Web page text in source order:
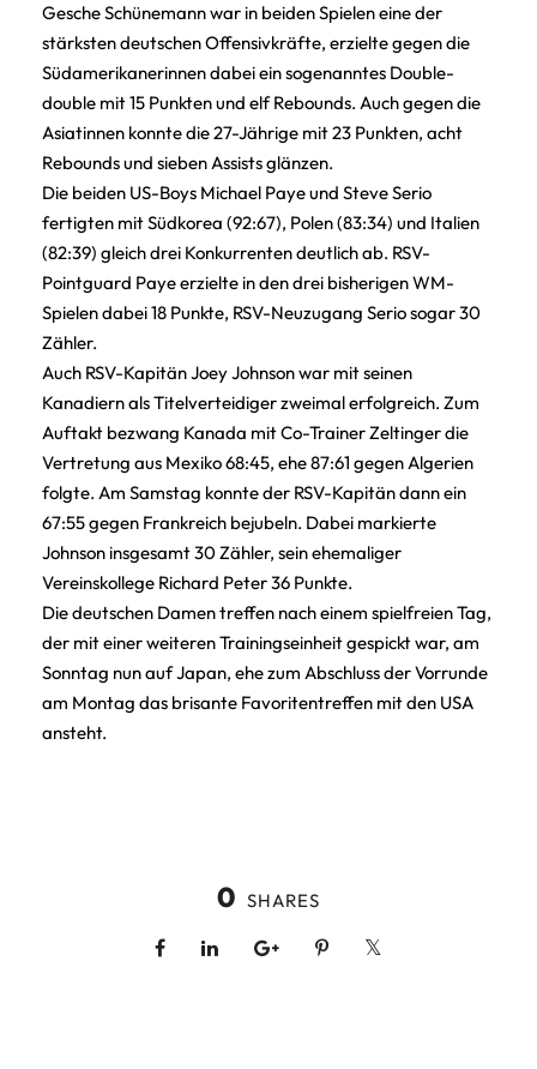
Gesche Schünemann war in beiden Spielen eine der
stärksten deutschen Offensivkräfte, erzielte gegen die
Südamerikanerinnen dabei ein sogenanntes Double-
double mit 15 Punkten und elf Rebounds. Auch gegen die
Asiatinnen konnte die 27-Jährige mit 23 Punkten, acht
Rebounds und sieben Assists glänzen.
Die beiden US-Boys Michael Paye und Steve Serio
fertigten mit Südkorea (92:67), Polen (83:34) und Italien
(82:39) gleich drei Konkurrenten deutlich ab. RSV-
Pointguard Paye erzielte in den drei bisherigen WM-
Spielen dabei 18 Punkte, RSV-Neuzugang Serio sogar 30
Zähler.
Auch RSV-Kapitän Joey Johnson war mit seinen
Kanadiern als Titelverteidiger zweimal erfolgreich. Zum
Auftakt bezwang Kanada mit Co-Trainer Zeltinger die
Vertretung aus Mexiko 68:45, ehe 87:61 gegen Algerien
folgte. Am Samstag konnte der RSV-Kapitän dann ein
67:55 gegen Frankreich bejubeln. Dabei markierte
Johnson insgesamt 30 Zähler, sein ehemaliger
Vereinskollege Richard Peter 36 Punkte.
Die deutschen Damen treffen nach einem spielfreien Tag,
der mit einer weiteren Trainingseinheit gespickt war, am
Sonntag nun auf Japan, ehe zum Abschluss der Vorrunde
am Montag das brisante Favoritentreffen mit den USA
ansteht.
0 SHARES